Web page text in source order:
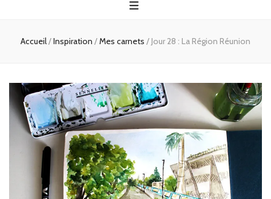
Accueil/Inspiration /Mes carnets /Jour 28 : La Région Réunion